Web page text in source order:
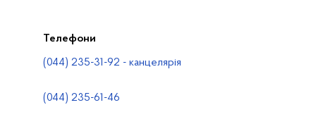
Телефони
(044) 235-31-92 - канцелярія
(044) 235-61-46